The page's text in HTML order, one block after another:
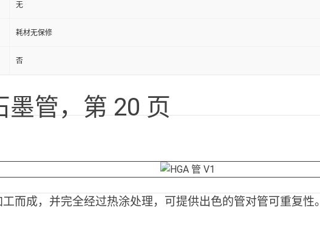
无
耗材无保修
否
墨管，第 20 页
而成，并完全经过热涂处理，可提供出色的管对管可重复性。